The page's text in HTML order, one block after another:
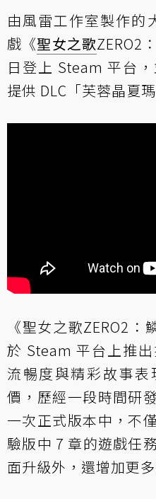
由風雷工作室製作的
戲《聖女之歌ZERO2
日登上 Steam 平台
提供 DLC「芙蓉晶夏
《聖女之歌ZERO2
於 Steam 平台上推
流暢度與精彩故事
價，歷經一段時間研
一次正式版本中，不
驗版中 7 章的遊戲任
面升級外，還增加更